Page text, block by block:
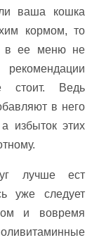
ваша кошка
кормом, то
в ее меню не
стоит. Ведь
в него
избыток этих
лучше ест
уже следует
и вовремя